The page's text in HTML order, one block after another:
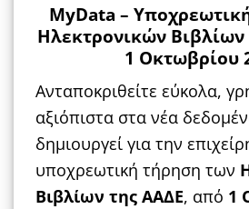
MyData –
Ηλεκτρονικών
1 Οκτωβρίου
Ανταποκριθείτε εύκολα,
αξιόπιστα στα νέα
δημιουργεί για την
υποχρεωτική τήρηση των
Βιβλίων της ΑΑΔΕ, από 1